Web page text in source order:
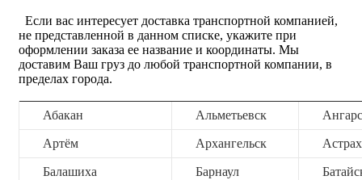
Если вас интересует доставка транспортной компанией,
не представленной в данном списке, укажите при
оформлении заказа ее название и координаты. Мы
доставим Ваш груз до любой транспортной компании, в
пределах города.
Абакан Альметьевск
Артём Архангельск
Балашиха Барнаул